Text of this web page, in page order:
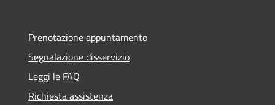
Prenotazione appuntamento
Segnalazione disservizio
Leggi le FAQ
Richiesta assistenza